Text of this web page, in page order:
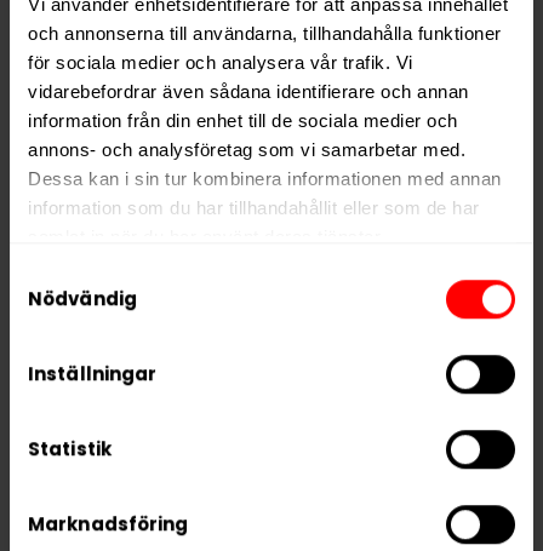
Vi använder enhetsidentifierare för att anpassa innehållet
och annonserna till användarna, tillhandahålla funktioner
för sociala medier och analysera vår trafik. Vi
vidarebefordrar även sådana identifierare och annan
information från din enhet till de sociala medier och
annons- och analysföretag som vi samarbetar med.
Dessa kan i sin tur kombinera informationen med annan
information som du har tillhandahållit eller som de har
We work with
who may receive and
Nödvändig
Inställningar
Statistik
Marknadsföring
Denna produkt är en del avKnox-serien från Skruf
Snus och finns även i två svagare varianter:
White PortionochKNOX Stark White Portion.
Hitta alla produkter frånKnox
Alla produkter med smaken Traditionell
PRODUKTINFORMATION
Smak
Styrka
Nikotin per portion